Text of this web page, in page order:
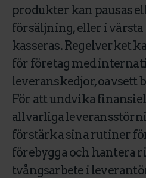
produkter kan pausas
försäljning, eller i
kasseras. Regelverket
för företag med
leveranskedjor, oavsett
För att undvika
allvarliga
förstärka sina rutiner
förebygga och hantera
tvångsarbete i